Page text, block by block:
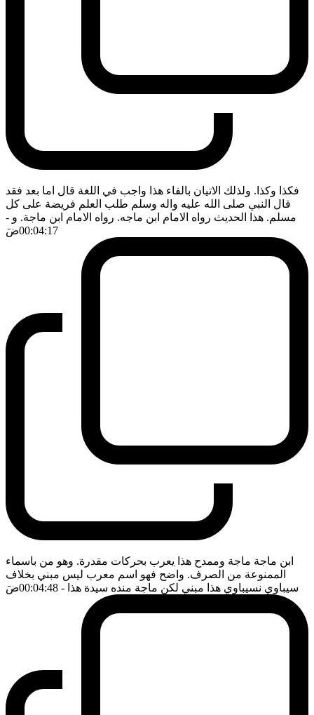
فكذا وكذا. ولذلك الاتيان بالفاء هذا واجب في اللغة قال اما بعد فقد
قال النبي صلى الله عليه واله وسلم طلب العلم فريضة على كل
مسلم. هذا الحديث رواه الامام ابن ماجه. رواه الامام ابن ماجة. و -
00:04:17ضَ
ابن ماجة ماجة وممدح هذا يعرب بحركات مقدرة. وهو من باسماء
الممنوعة من الصرف. واضح فهو اسم معرب ليس مبني بخلاف
سيباوي نسيباوي هذا مبني لكن ماجة منده سيدة هذا - 00:04:48 ضَ